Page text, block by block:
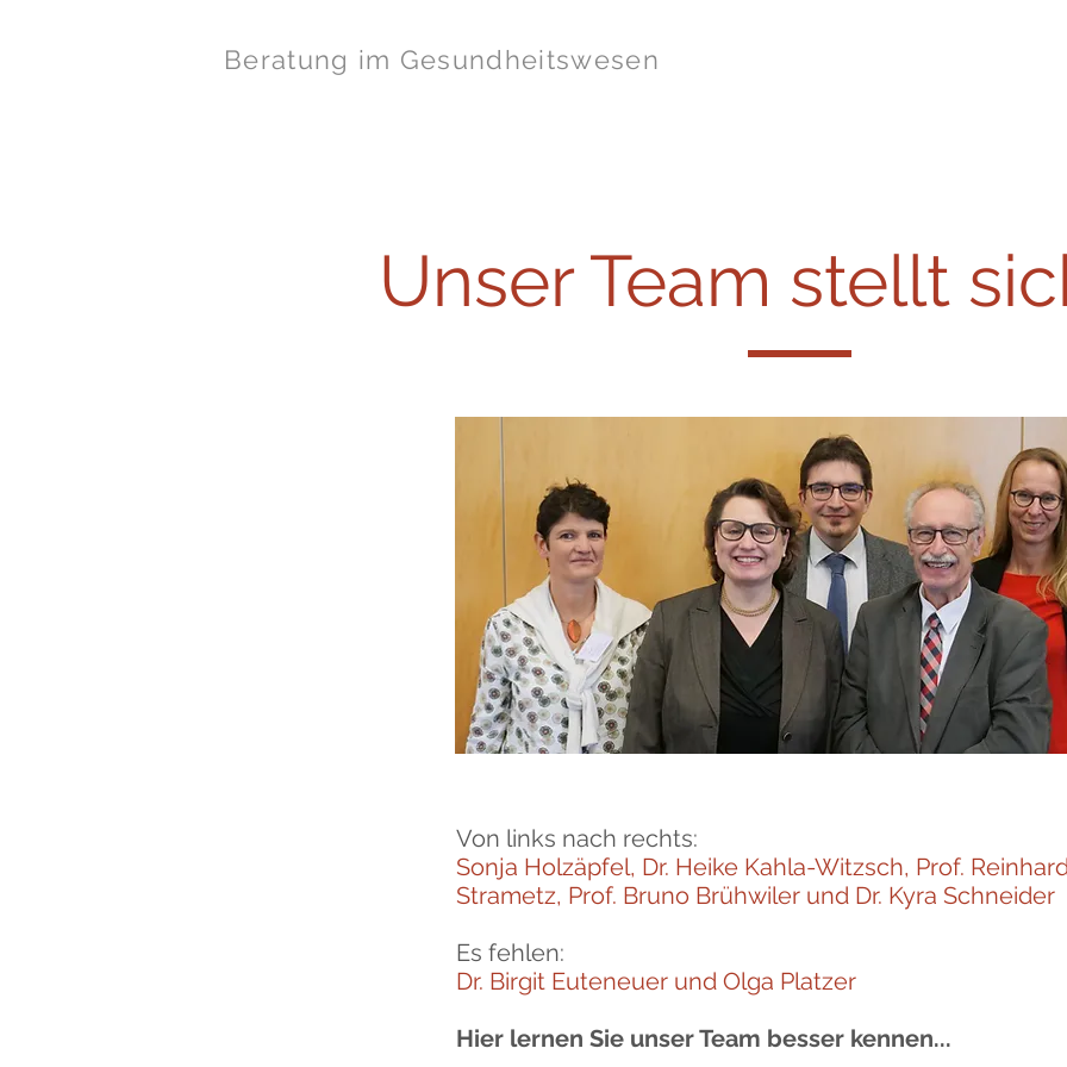
Beratung im Gesundheitswesen
Unser Team stellt
Von links nach rechts:
Sonja Holzäpfel, Dr. Heike Kahla-Witzsch, Prof.
Strametz, Prof. Bruno Brühwiler und Dr. Kyra Schneider
Es fehlen:
Dr. Birgit Euteneuer und Olga Platzer
Hier lernen Sie unser Team besser kennen...